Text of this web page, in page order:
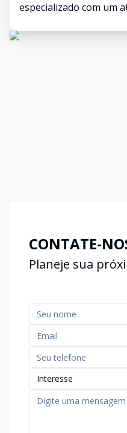
especializado com um
CONTATE-
Planeje sua
Interesse